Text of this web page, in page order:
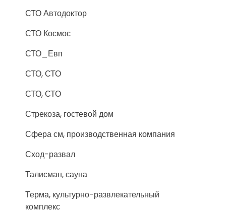
СТО Автодоктор
СТО Космос
СТО_Евп
СТО, СТО
СТО, СТО
Стрекоза, гостевой дом
Сфера см, производственная компания
Сход-развал
Талисман, сауна
Терма, культурно-развлекательный
комплекс